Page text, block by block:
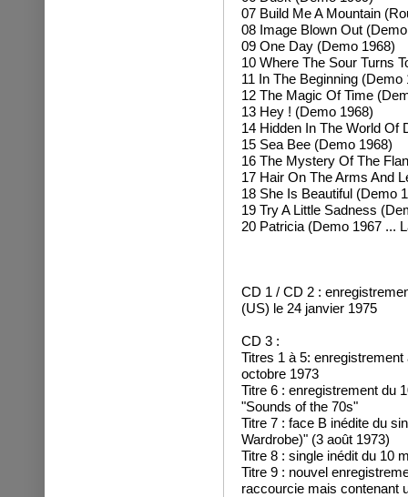
07 Build Me A Mountain
08 Image Blown Out
09 One Day (Demo 1968)
10 Where The Sour Turns
11 In The Beginning (Demo
12 The Magic Of Time
13 Hey ! (Demo 1968)
14 Hidden In The World Of
15 Sea Bee (Demo 1968)
16 The Mystery Of The
17 Hair On The Arms And
18 She Is Beautiful (Demo
19 Try A Little Sadness
20 Patricia (Demo 1967 ...
CD 1 / CD 2 :
(US) le 24 janvier 1975
CD 3 :
Titres 1 à 5:
octobre 1973
Titre 6 : enregistrement du
"Sounds of the 70s"
Titre 7 : face B inédite du
Wardrobe)" (3 août 1973)
Titre 8 : single inédit du 10
Titre 9 : nouvel
raccourcie mais contenant